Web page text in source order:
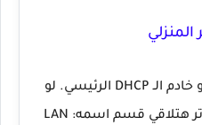
في البيت، الراوتر بتاعك غالبًا هو خادم الـ DHCP الرئيسي. لو
هتلاقي قسم اسمه: LAN